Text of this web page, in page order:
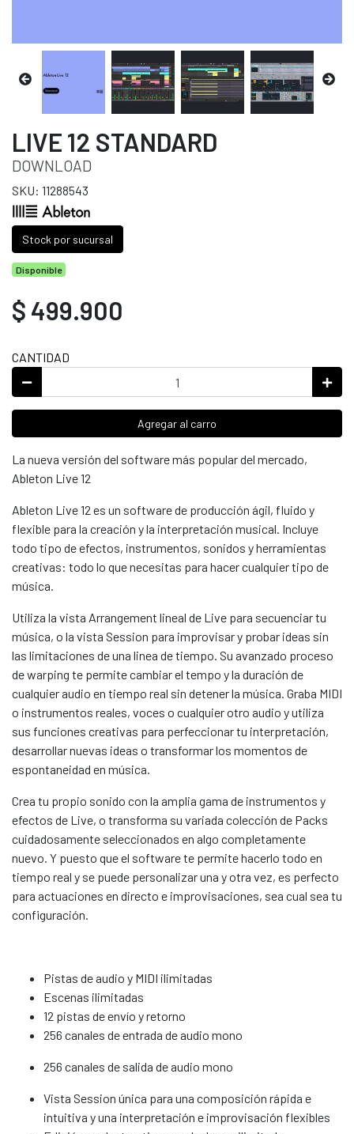
LIVE 12 STANDARD
DOWNLOAD
SKU: 11288543
Stock por sucursal
Disponible
$ 499.900
CANTIDAD
Agregar al carro
La nueva versión del software más popular del mercado,
Ableton Live 12
Ableton Live 12 es un software de producción ágil, fluido y
flexible para la creación y la interpretación musical. Incluye
todo tipo de efectos, instrumentos, sonidos y herramientas
creativas: todo lo que necesitas para hacer cualquier tipo de
música.
Utiliza la vista Arrangement lineal de Live para secuenciar tu
música, o la vista Session para improvisar y probar ideas sin
las limitaciones de una linea de tiempo. Su avanzado proceso
de warping te permite cambiar el tempo y la duración de
cualquier audio en tiempo real sin detener la música. Graba MIDI
o instrumentos reales, voces o cualquier otro audio y utiliza
sus funciones creativas para perfeccionar tu interpretación,
desarrollar nuevas ideas o transformar los momentos de
espontaneidad en música.
Crea tu propio sonido con la amplia gama de instrumentos y
efectos de Live, o transforma su variada colección de Packs
cuidadosamente seleccionados en algo completamente
nuevo. Y puesto que el software te permite hacerlo todo en
tiempo real y se puede personalizar una y otra vez, es perfecto
para actuaciones en directo e improvisaciones, sea cual sea tu
configuración.
Pistas de audio y MIDI ilimitadas
Escenas ilimitadas
12 pistas de envío y retorno
256 canales de entrada de audio mono
256 canales de salida de audio mono
Vista Session única para una composición rápida e
intuitiva y una interpretación e improvisación flexibles